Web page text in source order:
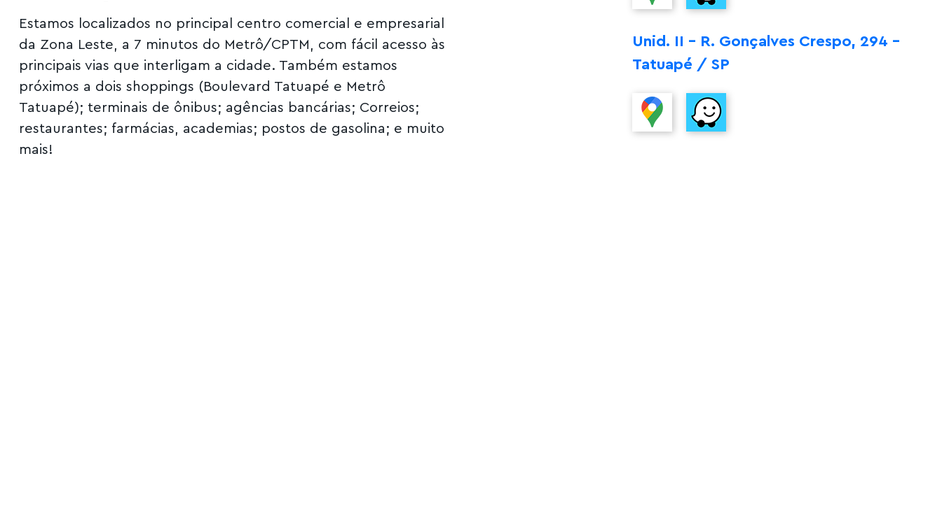
Estamos localizados no principal centro comercial e empresarial
da Zona Leste, a 7 minutos do Metrô/CPTM, com fácil acesso às
principais vias que interligam a cidade. Também estamos
próximos a dois shoppings (Boulevard Tatuapé e Metrô
Tatuapé); terminais de ônibus; agências bancárias; Correios;
restaurantes; farmácias, academias; postos de gasolina; e muito
mais!
Unid. II – R. Gonçalves Crespo, 294 –
Tatuapé / SP